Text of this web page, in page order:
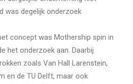
was degelijk onderzoek
concept was Mothership spin in
het onderzoek aan. Daarbij
zoals Van Hall Larenstein,
en de TU Delft, maar ook